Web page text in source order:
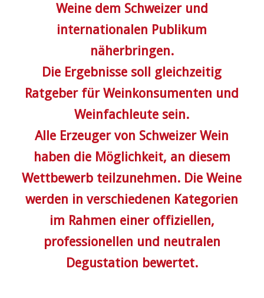
Weine dem Schweizer und
internationalen Publikum
näherbringen.
Die Ergebnisse soll gleichzeitig
Ratgeber für Weinkonsumenten und
Weinfachleute sein.
Alle Erzeuger von Schweizer Wein
haben die Möglichkeit, an diesem
Wettbewerb teilzunehmen. Die Weine
werden in verschiedenen Kategorien
im Rahmen einer offiziellen,
professionellen und neutralen
Degustation bewertet.